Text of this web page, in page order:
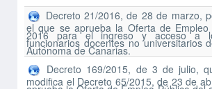
Decreto 21/2016, de 28 de marzo,
el que se aprueba la Oferta de Empleo
2016 para el ingreso y acceso a
funcionarios docentes no universitarios
Autónoma de Canarias.
Decreto 169/2015, de 3 de julio,
modifica el Decreto 65/2015, de 23 de